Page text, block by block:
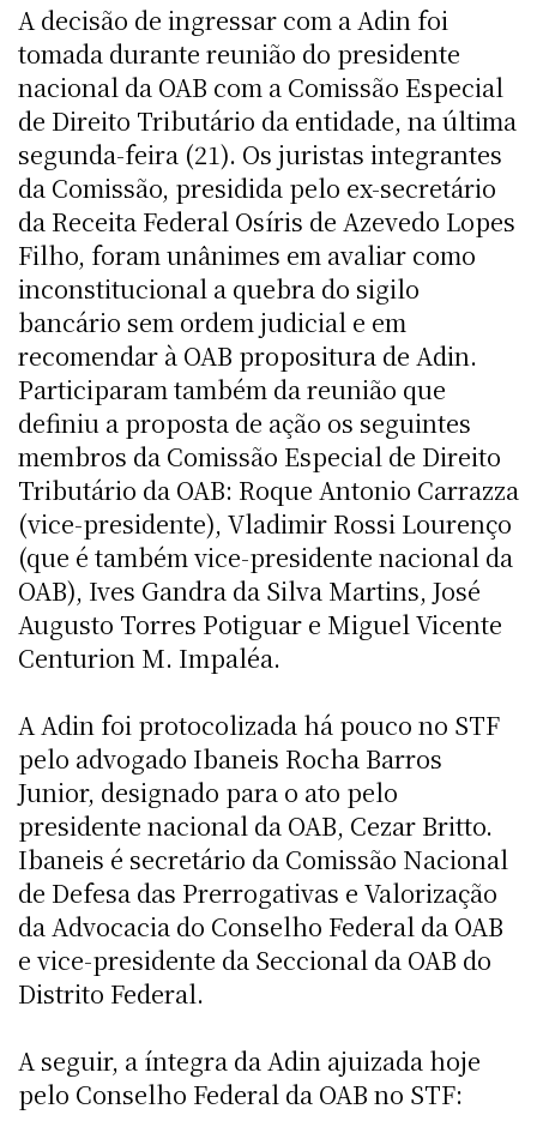
A decisão de ingressar com a Adin foi
tomada durante reunião do presidente
nacional da OAB com a Comissão Especial
de Direito Tributário da entidade, na última
segunda-feira (21). Os juristas integrantes
da Comissão, presidida pelo ex-secretário
da Receita Federal Osíris de Azevedo Lopes
Filho, foram unânimes em avaliar como
inconstitucional a quebra do sigilo
bancário sem ordem judicial e em
recomendar à OAB propositura de Adin.
Participaram também da reunião que
definiu a proposta de ação os seguintes
membros da Comissão Especial de Direito
Tributário da OAB: Roque Antonio Carrazza
(vice-presidente), Vladimir Rossi Lourenço
(que é também vice-presidente nacional da
OAB), Ives Gandra da Silva Martins, José
Augusto Torres Potiguar e Miguel Vicente
Centurion M. Impaléa.
A Adin foi protocolizada há pouco no STF
pelo advogado Ibaneis Rocha Barros
Junior, designado para o ato pelo
presidente nacional da OAB, Cezar Britto.
Ibaneis é secretário da Comissão Nacional
de Defesa das Prerrogativas e Valorização
da Advocacia do Conselho Federal da OAB
e vice-presidente da Seccional da OAB do
Distrito Federal.
A seguir, a íntegra da Adin ajuizada hoje
pelo Conselho Federal da OAB no STF: